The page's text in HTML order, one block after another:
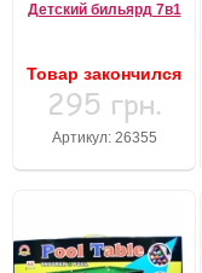
Детский бильярд 7в1
Товар закончился
295 грн.
Артикул: 26355